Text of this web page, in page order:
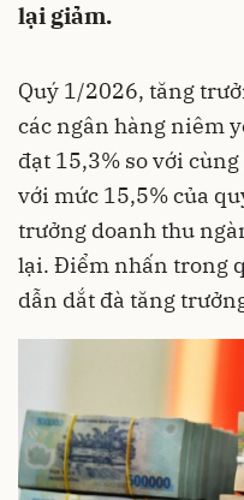
lại giảm.
Quý 1/2026, tăng
các ngân hàng niêm
đạt 15,3% so với
với mức 15,5% của
trưởng doanh thu
lại. Điểm nhấn trong
dẫn dắt đà tăng